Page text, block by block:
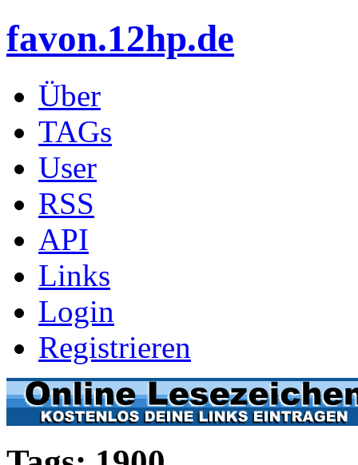
favon.12hp.de
Über
TAGs
User
RSS
API
Links
Login
Registrieren